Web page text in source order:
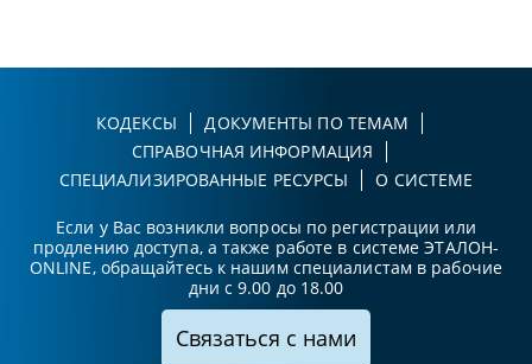
КОДЕКСЫ
ДОКУМЕНТЫ ПО ТЕМАМ
СПРАВОЧНАЯ ИНФОРМАЦИЯ
СПЕЦИАЛИЗИРОВАННЫЕ РЕСУРСЫ
О СИСТЕМЕ
Если у Вас возникли вопросы по регистрации или
продлению доступа, а также работе в системе ЭТАЛОН-
ONLINE, обращайтесь к нашим специалистам в рабочие
дни с 9.00 до 18.00
Связаться с нами